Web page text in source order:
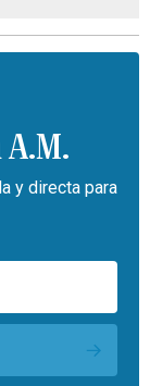
y directa para